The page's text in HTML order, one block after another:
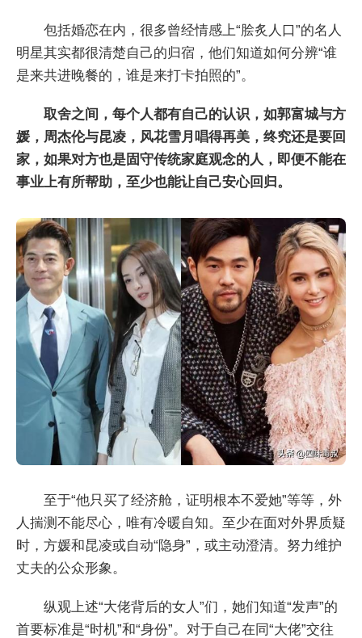
包括婚恋在内，很多曾经情感上“脍炙人口”的名人
明星其实都很清楚自己的归宿，他们知道如何分辨“谁
是来共进晚餐的，谁是来打卡拍照的”。
取舍之间，每个人都有自己的认识，如郭富城与方
媛，周杰伦与昆凌，风花雪月唱得再美，终究还是要回
家，如果对方也是固守传统家庭观念的人，即便不能在
事业上有所帮助，至少也能让自己安心回归。
至于“他只买了经济舱，证明根本不爱她”等等，外
人揣测不能尽心，唯有冷暖自知。至少在面对外界质疑
时，方媛和昆凌或自动“隐身”，或主动澄清。努力维护
丈夫的公众形象。
纵观上述“大佬背后的女人”们，她们知道“发声”的
首要标准是“时机”和“身份”。对于自己在同“大佬”交往